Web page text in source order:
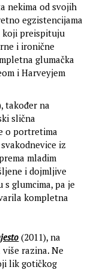
nekima od svojih
egzistencijama
koji preispituju
i ironične
glumačka
i Harveyjem
također na
slična
o portretima
iz
mladim
i dojmljive
glumcima, pa je
kompletna
(2011), na
razina. Ne
lik gotičkog